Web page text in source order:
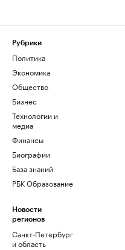
Рубрики
Политика
Экономика
Общество
Бизнес
Технологии и
медиа
Финансы
Биографии
База знаний
РБК Образование
Новости
регионов
Санкт-Петербург
и область